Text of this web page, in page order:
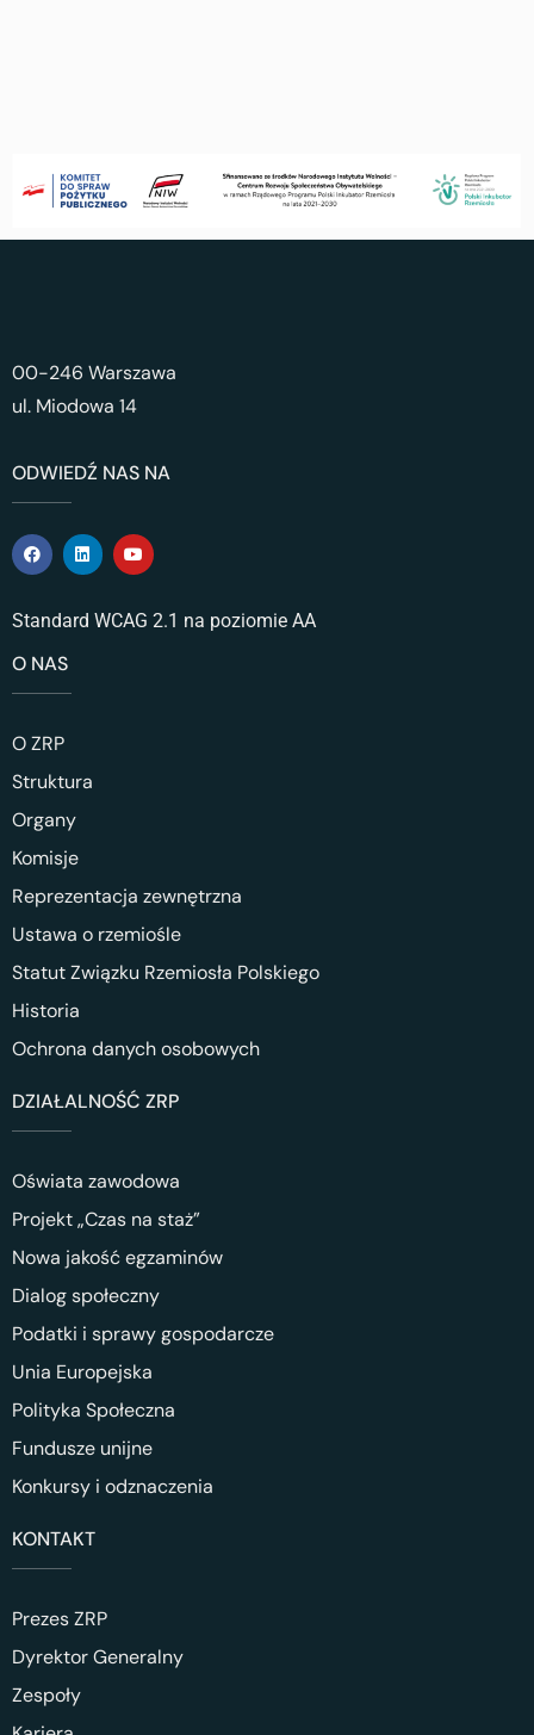
00-246 Warszawa
ul. Miodowa 14
ODWIEDŹ NAS NA
Standard WCAG 2.1 na poziomie AA
O NAS
O ZRP
Struktura
Organy
Komisje
Reprezentacja zewnętrzna
Ustawa o rzemiośle
Statut Związku Rzemiosła Polskiego
Historia
Ochrona danych osobowych
DZIAŁALNOŚĆ ZRP
Oświata zawodowa
Projekt „Czas na staż”
Nowa jakość egzaminów
Dialog społeczny
Podatki i sprawy gospodarcze
Unia Europejska
Polityka Społeczna
Fundusze unijne
Konkursy i odznaczenia
KONTAKT
Prezes ZRP
Dyrektor Generalny
Zespoły